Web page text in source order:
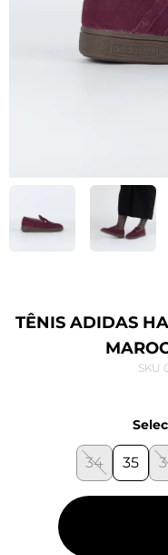
TÊNIS ADIDAS
SKU
34 35